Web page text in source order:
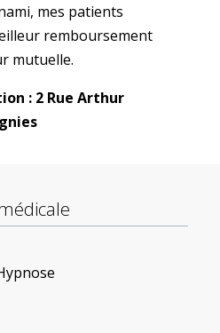
mes patients
remboursement
mutuelle.
: 2 Rue Arthur